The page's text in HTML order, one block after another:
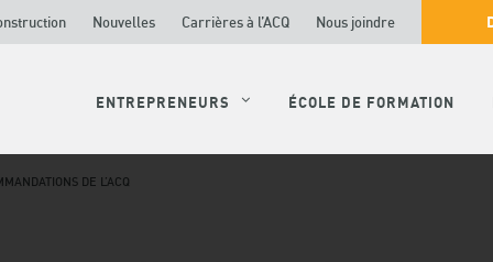
ENTREPRENEURS ÉCOLE DE FORMATION
Nouvelles Carrières à l’ACQ Nous joindre
DE L’ACQ